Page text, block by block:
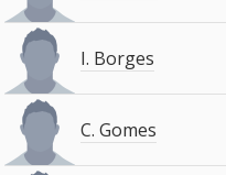
I. Borges
C. Gomes